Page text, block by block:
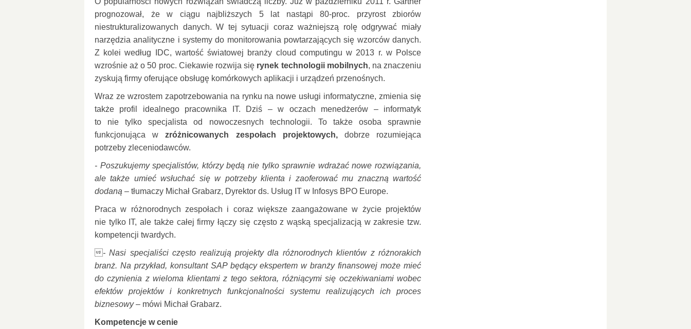
prognozował, że w ciągu najbliższych 5 lat nastąpi 80-proc. przyrost zbiorów
niestrukturalizowanych danych. W tej sytuacji coraz ważniejszą rolę odgrywać miały
narzędzia analityczne i systemy do monitorowania powtarzających się wzorców danych.
Z kolei według IDC, wartość światowej branży cloud computingu w 2013 r. w Polsce
wzrośnie aż o 50 proc. Ciekawie rozwija się rynek technologii mobilnych, na znaczeniu
zyskują firmy oferujące obsługę komórkowych aplikacji i urządzeń przenośnych.
Wraz ze wzrostem zapotrzebowania na rynku na nowe usługi informatyczne, zmienia się
także profil idealnego pracownika IT. Dziś – w oczach menedżerów – informatyk
to nie tylko specjalista od nowoczesnych technologii. To także osoba sprawnie
funkcjonująca wzróżnicowanych zespołach projektowych,dobrze rozumiejąca
potrzeby zleceniodawców.
- Poszukujemy specjalistów, którzy będą nie tylko sprawnie wdrażać nowe rozwiązania,
ale także umieć wsłuchać się w potrzeby klienta i zaoferować mu znaczną wartość
dodaną – tłumaczy Michał Grabarz, Dyrektor ds. Usług IT w Infosys BPO Europe.
Praca w różnorodnych zespołach i coraz większe zaangażowane w życie projektów
nie tylko IT, ale także całej firmy łączy się często z wąską specjalizacją w zakresie tzw.
kompetencji twardych.
- Nasi specjaliści często realizują projekty dla różnorodnych klientów z różnorakich
branż. Na przykład, konsultant SAPbędący ekspertem w branży finansowej może mieć
do czynienia z wieloma klientami z tego sektora, różniącymi się oczekiwaniami wobec
efektówprojektów i konkretnych funkcjonalności systemu realizujących ich proces
biznesowy– mówi Michał Grabarz.
Kompetencje w cenie